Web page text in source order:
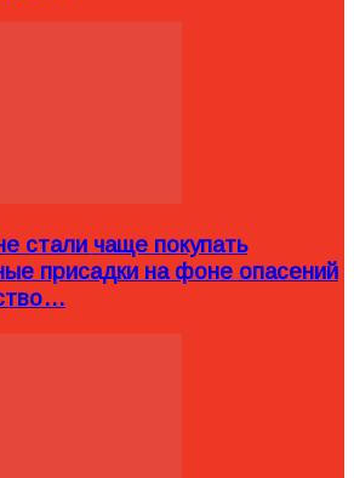
стали чаще покупать
присадки на фоне опасений